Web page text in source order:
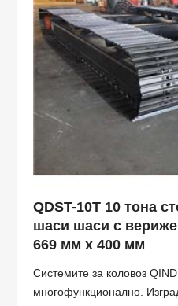
QDST-10T 10 тона
шаси шаси с
669 мм x 400 мм
Системите за коловоз
многофункционално.